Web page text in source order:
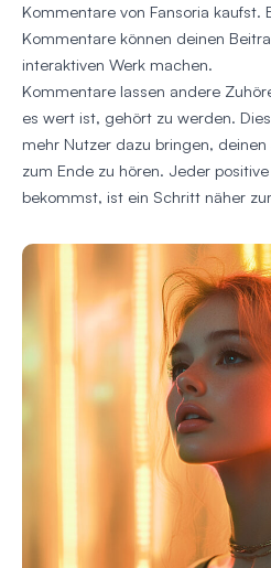
Kommentare von Fansoria
Kommentare können deinen
interaktiven Werk machen.
Kommentare lassen andere
es wert ist, gehört zu werden.
mehr Nutzer dazu bringen,
zum Ende zu hören. Jeder
bekommst, ist ein Schritt näher